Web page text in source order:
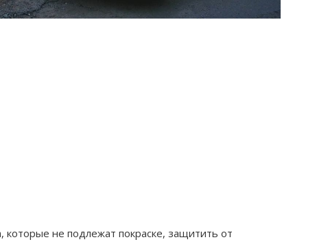
которые не подлежат покраске, защитить от